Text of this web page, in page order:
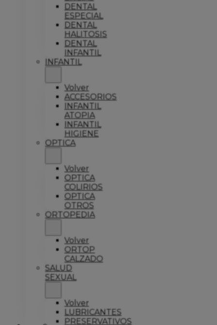
DENTAL
ESPECIAL
DENTAL
HALITOSIS
DENTAL
INFANTIL
INFANTIL
Volver
ACCESORIOS
INFANTIL
ATOPIA
INFANTIL
HIGIENE
OPTICA
Volver
OPTICA
COLIRIOS
OPTICA
OTROS
ORTOPEDIA
Volver
ORTOP
CALZADO
SALUD
SEXUAL
Volver
LUBRICANTES
PRESERVATIVOS